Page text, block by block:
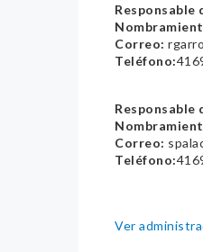
Responsable
Correo:
Teléfono:
Responsable
Correo:
Teléfono:
Ver